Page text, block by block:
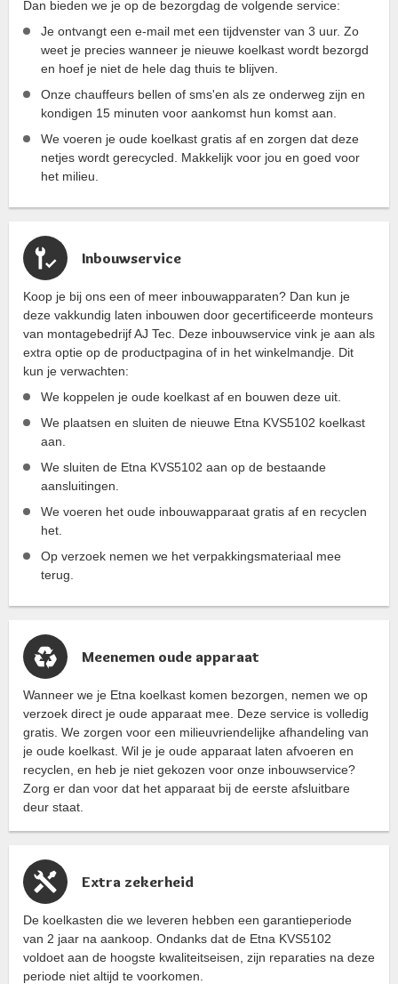
Dan bieden we je op de bezorgdag de volgende service:
Je ontvangt een e-mail met een tijdvenster van 3 uur. Zo
weet je precies wanneer je nieuwe koelkast wordt bezorgd
en hoef je niet de hele dag thuis te blijven.
Onze chauffeurs bellen of sms'en als ze onderweg zijn en
kondigen 15 minuten voor aankomst hun komst aan.
We voeren je oude koelkast gratis af en zorgen dat deze
netjes wordt gerecycled. Makkelijk voor jou en goed voor
het milieu.
Inbouwservice
Koop je bij ons een of meer inbouwapparaten? Dan kun je
deze vakkundig laten inbouwen door gecertificeerde monteurs
van montagebedrijf AJ Tec. Deze inbouwservice vink je aan als
extra optie op de productpagina of in het winkelmandje. Dit
kun je verwachten:
We koppelen je oude koelkast af en bouwen deze uit.
We plaatsen en sluiten de nieuwe Etna KVS5102 koelkast
aan.
We sluiten de Etna KVS5102 aan op de bestaande
aansluitingen.
We voeren het oude inbouwapparaat gratis af en recyclen
het.
Op verzoek nemen we het verpakkingsmateriaal mee
terug.
Meenemen oude apparaat
Wanneer we je Etna koelkast komen bezorgen, nemen we op
verzoek direct je oude apparaat mee. Deze service is volledig
gratis. We zorgen voor een milieuvriendelijke afhandeling van
je oude koelkast. Wil je je oude apparaat laten afvoeren en
recyclen, en heb je niet gekozen voor onze inbouwservice?
Zorg er dan voor dat het apparaat bij de eerste afsluitbare
deur staat.
Extra zekerheid
De koelkasten die we leveren hebben een garantieperiode
van 2 jaar na aankoop. Ondanks dat de Etna KVS5102
voldoet aan de hoogste kwaliteitseisen, zijn reparaties na deze
periode niet altijd te voorkomen.